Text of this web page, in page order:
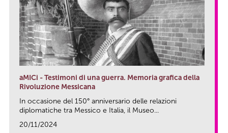
aMICi - Testimoni di una guerra. Memoria grafica della
Rivoluzione Messicana
In occasione del 150° anniversario delle relazioni
diplomatiche tra Messico e Italia, il Museo...
20/11/2024